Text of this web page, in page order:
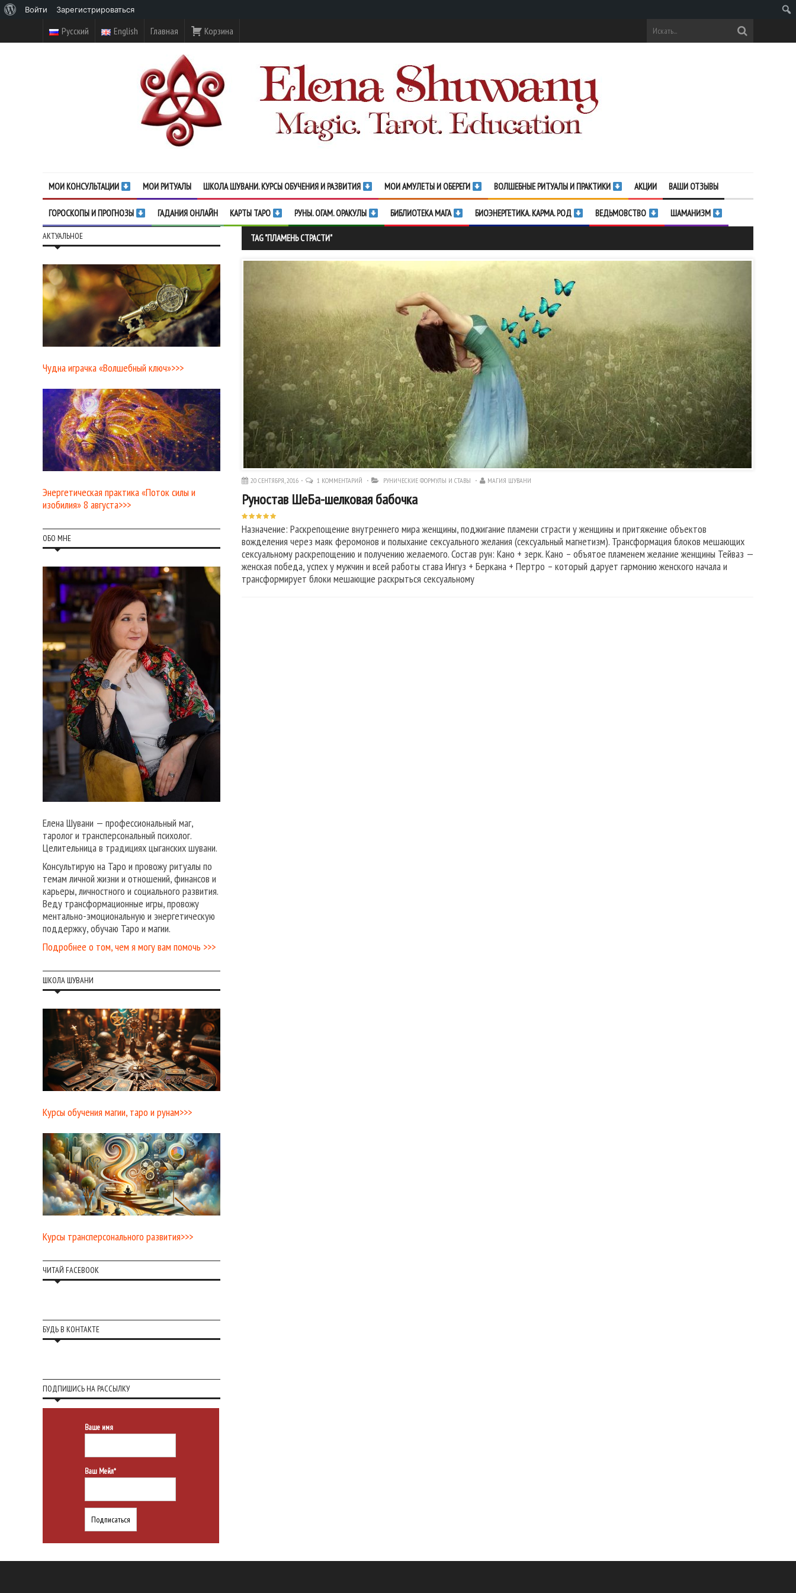
Русский English Главная Корзина
МОИ КОНСУЛЬТАЦИИ МОИ РИТУАЛЫ ШКОЛА ШУВАНИ. КУРСЫ ОБУЧЕНИЯ И РАЗВИТИЯ МОИ АМУЛЕТЫ И ОБЕРЕГИ ВОЛШЕБНЫЕ РИТУАЛЫ И ПРАКТИКИ АКЦИИ ВАШИ ОТЗЫВЫ
ГОРОСКОПЫ И ПРОГНОЗЫ ГАДАНИЯ ОНЛАЙН КАРТЫ ТАРО РУНЫ. ОГАМ. ОРАКУЛЫ БИБЛИОТЕКА МАГА БИОЭНЕРГЕТИКА. КАРМА. РОД ВЕДЬМОВСТВО ШАМАНИЗМ
TAG "ПЛАМЕНЬ СТРАСТИ"
20 СЕНТЯБРЯ, 2016 1 КОММЕНТАРИЙ РУНИЧЕСКИЕ ФОРМУЛЫ И СТАВЫ МАГИЯ ШУВАНИ
Руностав ШеБа-шелковая бабочка
Назначение: Раскрепощение внутреннего мира женщины, поджигание пламени страсти у женщины и притяжение объектов
вожделения через маяк феромонов и полыхание сексуального желания (сексуальный магнетизм). Трансформация блоков мешающих
сексуальному раскрепощению и получению желаемого. Состав рун: Кано + зерк. Кано – объятое пламенем желание женщины Тейваз —
женская победа, успех у мужчин и всей работы става Ингуз + Беркана + Пертро – который дарует гармонию женского начала и
трансформирует блоки мешающие раскрыться сексуальному
АКТУАЛЬНОЕ
Чудна играчка «Волшебный ключ»>>>
Энергетическая практика «Поток силы и
изобилия» 8 августа>>>
ОБО МНЕ
Елена Шувани — профессиональный маг,
таролог и трансперсональный психолог.
Целительница в традициях цыганских шувани.
Консультирую на Таро и провожу ритуалы по
темам личной жизни и отношений, финансов и
карьеры, личностного и социального развития.
Веду трансформационные игры, провожу
ментально-эмоциональную и энергетическую
поддержку, обучаю Таро и магии.
Подробнее о том, чем я могу вам помочь >>>
ШКОЛА ШУВАНИ
Курсы обучения магии, таро и рунам>>>
Курсы трансперсонального развития>>>
ЧИТАЙ FACEBOOK
БУДЬ В КОНТАКТЕ
ПОДПИШИСЬ НА РАССЫЛКУ
Ваше имя
Ваш Мейл*
WordPress
Войти Зарегистрироваться